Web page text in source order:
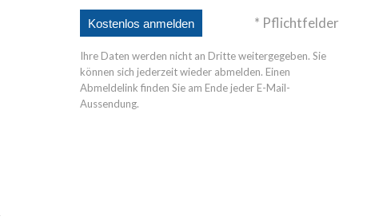
* Pflichtfelder
Ihre Daten werden nicht an Dritte weitergegeben. Sie
können sich jederzeit wieder abmelden. Einen
Abmeldelink finden Sie am Ende jeder E-Mail-
Aussendung.